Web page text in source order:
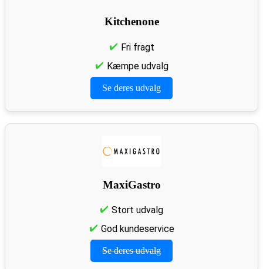
Kitchenone
Fri fragt
Kæmpe udvalg
Se deres udvalg
MaxiGastro
Stort udvalg
God kundeservice
Se deres udvalg